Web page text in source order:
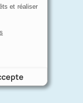
et réaliser